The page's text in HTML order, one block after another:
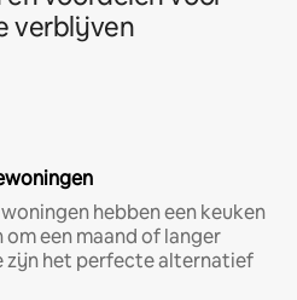
verblijven
hebben een keuken
een maand of langer
zijn het perfecte alternatief